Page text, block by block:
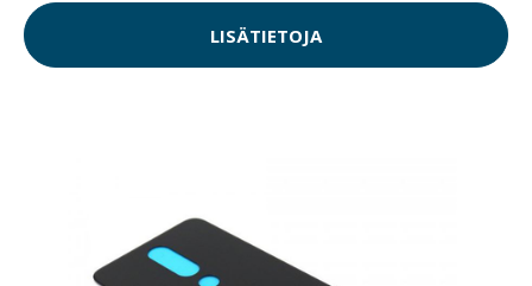
LISÄTIETOJA